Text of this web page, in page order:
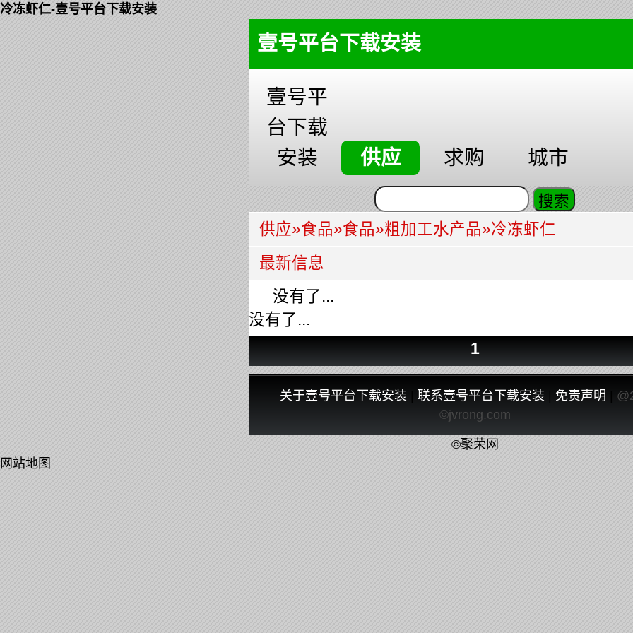
冷冻虾仁-壹号平台下载安装
壹号平台下载安装
壹号平
台下载
安装
供应 求购 城市
供应»食品»食品»粗加工水产品»冷冻虾仁
最新信息
没有了...
没有了...
1
关于壹号平台下载安装 联系壹号平台下载安装 免责声明
©jvrong.com
©聚荣网
网站地图